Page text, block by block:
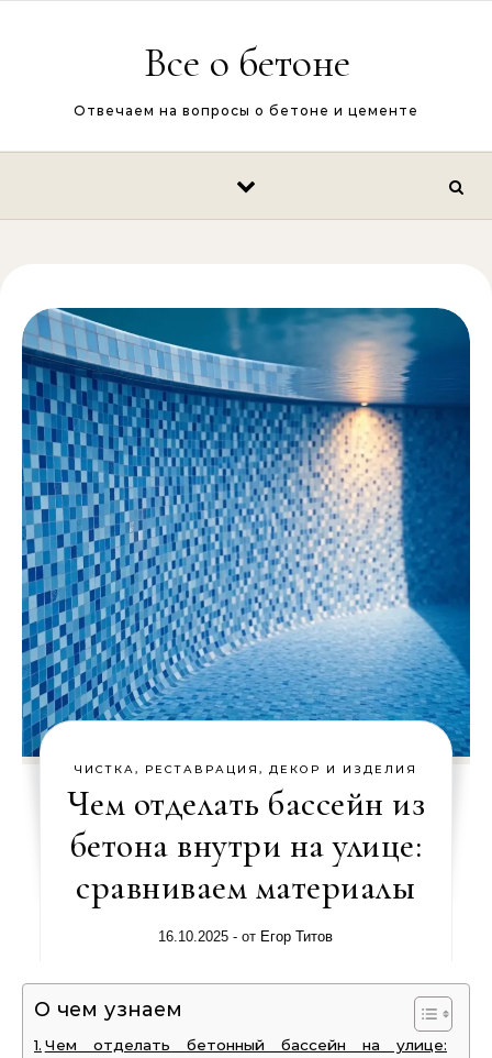
Все о бетоне
Отвечаем на вопросы о бетоне и цементе
ЧИСТКА, РЕСТАВРАЦИЯ, ДЕКОР И ИЗДЕЛИЯ
Чем отделать бассейн из
бетона внутри на улице:
сравниваем материалы
16.10.2025 - от Егор Титов
О чем узнаем
Чем отделать бетонный бассейн на улице: